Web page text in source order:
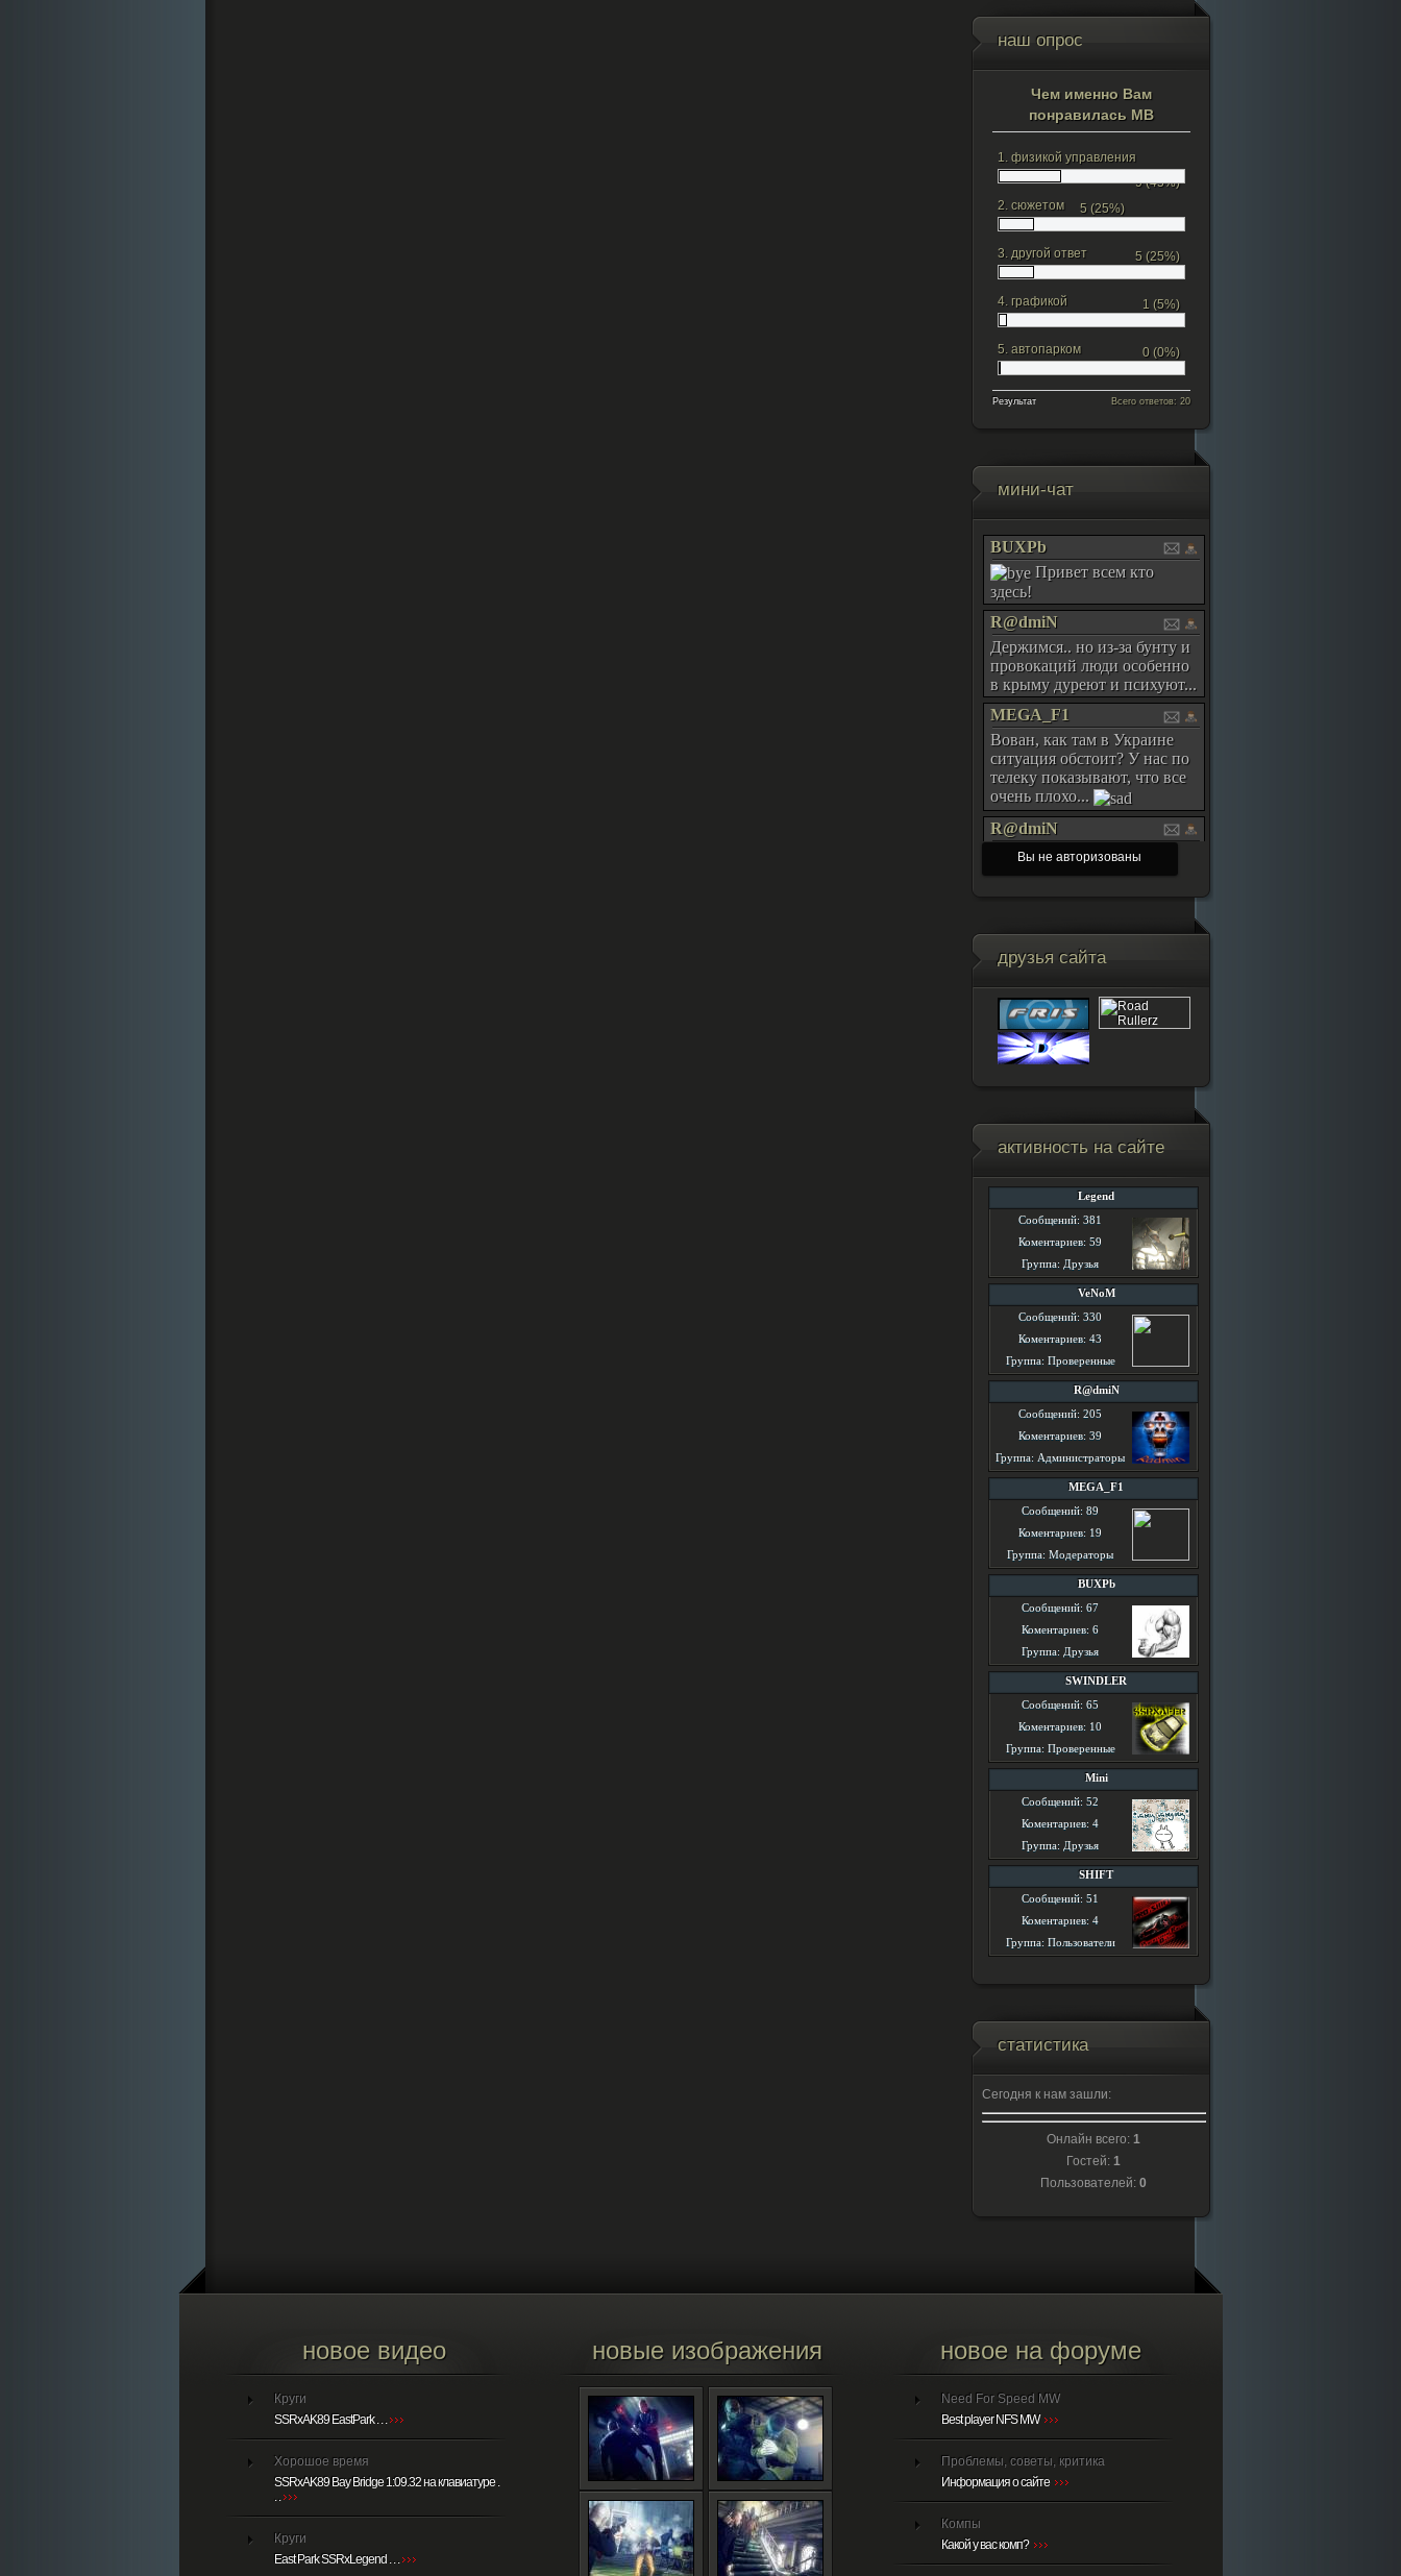
наш опрос
Чем именно Вам
понравилась МВ
1. физикой управления
9 (45%)
2. сюжетом 5 (25%)
3. другой ответ 5 (25%)
4. графикой 1 (5%)
5. автопарком 0 (0%)
Результат Всего ответов: 20
мини-чат
Вы не авторизованы
друзья сайта
активность на сайте
Legend
Сообщений: 381
Коментариев: 59
Группа: Друзья
VeNoM
Сообщений: 330
Коментариев: 43
Группа: Проверенные
R@dmiN
Сообщений: 205
Коментариев: 39
Группа: Администраторы
MEGA_F1
Сообщений: 89
Коментариев: 19
Группа: Модераторы
BUXPb
Сообщений: 67
Коментариев: 6
Группа: Друзья
SWINDLER
Сообщений: 65
Коментариев: 10
Группа: Проверенные
Mini
Сообщений: 52
Коментариев: 4
Группа: Друзья
SHIFT
Сообщений: 51
Коментариев: 4
Группа: Пользователи
статистика
Сегодня к нам зашли:
Онлайн всего: 1
Гостей: 1
Пользователей: 0
новое видео
Круги
SSRxAK89 EastPark . . .
Хорошое время
SSRxAK89 Bay Bridge 1:09.32 на клавиатуре .
. .
Круги
East Park SSRxLegend . . .
новые изображения новое на форуме
Need For Speed MW
Best player NFS MW
Проблемы, советы, критика
Информация о сайте
Компы
Какой у вас комп?